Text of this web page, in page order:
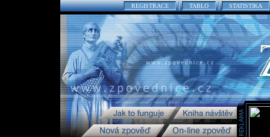
REGISTRACE TABLO STATISTIKA